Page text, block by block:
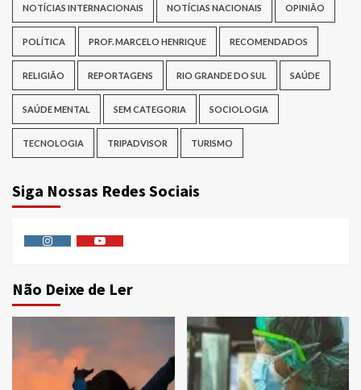
NOTÍCIAS INTERNACIONAIS NOTÍCIAS NACIONAIS OPINIÃO
POLÍTICA PROF. MARCELO HENRIQUE RECOMENDADOS
RELIGIÃO REPORTAGENS RIO GRANDE DO SUL SAÚDE
SAÚDE MENTAL SEM CATEGORIA SOCIOLOGIA
TECNOLOGIA TRIPADVISOR TURISMO
Siga Nossas Redes Sociais
Não Deixe de Ler